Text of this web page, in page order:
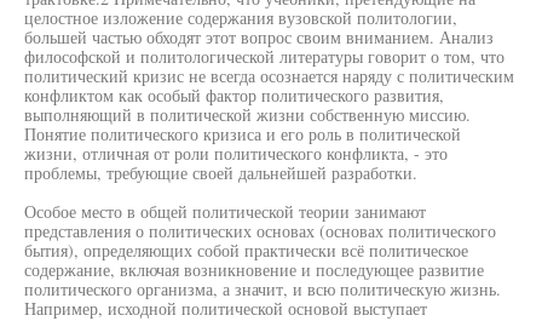
целостное изложение содержания вузовской политологии,
большей частью обходят этот вопрос своим вниманием. Анализ
философской и политологической литературы говорит о том, что
политический кризис не всегда осознается наряду с политическим
конфликтом как особый фактор политического развития,
выполняющий в политической жизни собственную миссию.
Понятие политического кризиса и его роль в политической
жизни, отличная от роли политического конфликта, - это
проблемы, требующие своей дальнейшей разработки.
Особое место в общей политической теории занимают
представления о политических основах (основах политического
бытия), определяющих собой практически всё политическое
содержание, включая возникновение и последующее развитие
политического организма, а значит, и всю политическую жизнь.
Например, исходной политической основой выступает